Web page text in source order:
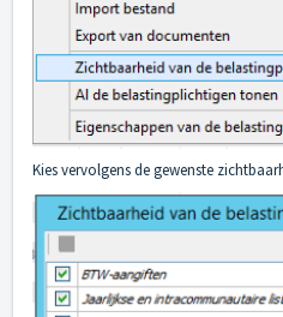
Kies vervolgens de gewenste